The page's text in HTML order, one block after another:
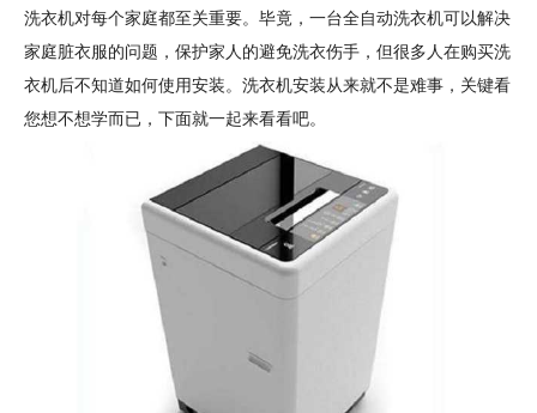
洗衣机对每个家庭都至关重要。毕竟，一台全自动洗衣机可以解决
家庭脏衣服的问题，保护家人的避免洗衣伤手，但很多人在购买洗
衣机后不知道如何使用安装。洗衣机安装从来就不是难事，关键看
您想不想学而已，下面就一起来看看吧。